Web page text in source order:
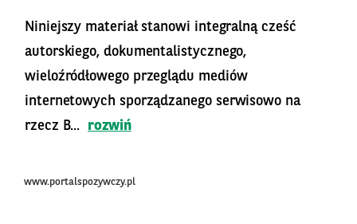
Niniejszy materiał stanowi integralną cześć
autorskiego, dokumentalistycznego,
wieloźródłowego przeglądu mediów
internetowych sporządzanego serwisowo na
rzecz B...
rozwiń
www.portalspozywczy.pl